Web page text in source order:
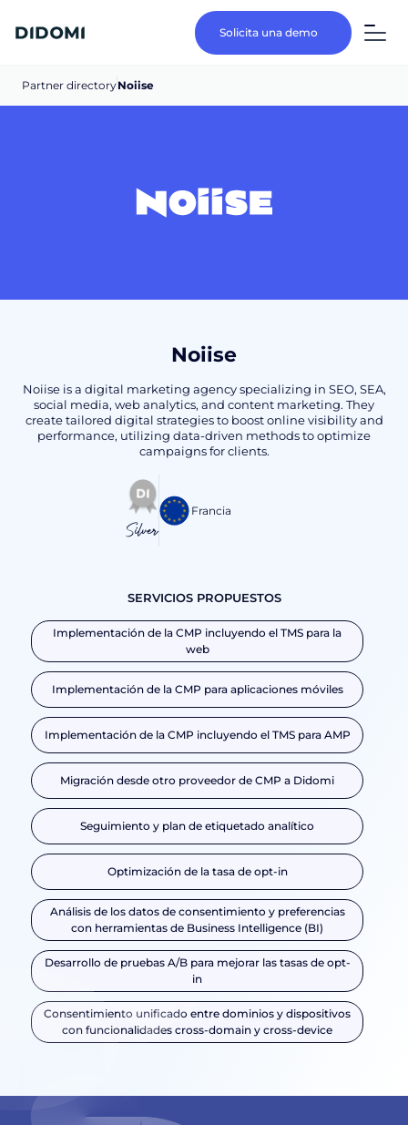
Solicita una demo
Partner directoryNoiise
Noiise
Noiise is a digital marketing agency specializing in SEO, SEA,
social media, web analytics, and content marketing. They
create tailored digital strategies to boost online visibility and
performance, utilizing data-driven methods to optimize
campaigns for clients.
Silver
Francia
SERVICIOS PROPUESTOS
Implementación de la CMP incluyendo el TMS para la
web
Implementación de la CMP para aplicaciones móviles
Implementación de la CMP incluyendo el TMS para AMP
Migración desde otro proveedor de CMP a Didomi
Seguimiento y plan de etiquetado analítico
Optimización de la tasa de opt-in
Análisis de los datos de consentimiento y preferencias
con herramientas de Business Intelligence (BI)
Desarrollo de pruebas A/B para mejorar las tasas de opt-
in
Consentimiento unificado entre dominios y dispositivos
con funcionalidades cross-domain y cross-device